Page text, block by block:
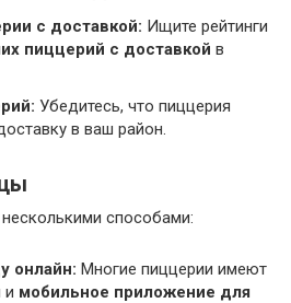
с доставкой: Ищите рейтинги
пиццерий с доставкой в
Убедитесь, что пиццерия
в ваш район.
способами:
онлайн: Многие пиццерии имеют
и мобильное приложение для